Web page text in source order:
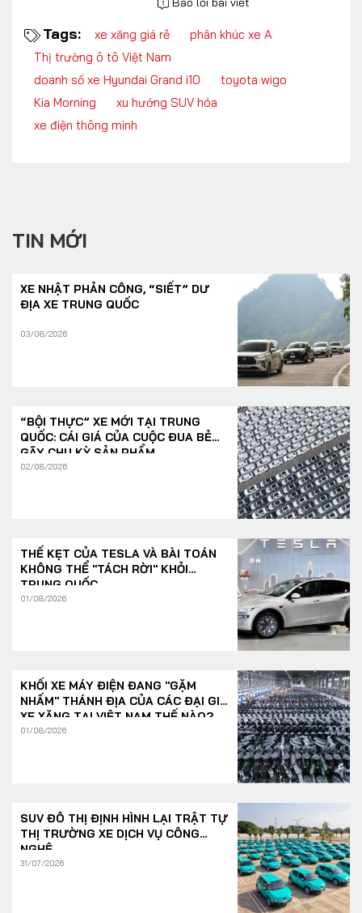
Tags: xe xăng giá rẻ
phân khúc xe A
Thị trường ô tô Việt Nam
doanh số xe Hyundai Grand i10
toyota wigo
Kia Morning
xu hướng SUV hóa
xe điện thông minh
TIN MỚI
XE NHẬT PHẢN CÔNG, “SIẾT” DƯ
ĐỊA XE TRUNG QUỐC
03/08/2026
“BỘI THỰC” XE MỚI TẠI TRUNG
QUỐC: CÁI GIÁ CỦA CUỘC ĐUA BẺ
GÃY CHU KỲ SẢN PHẨM
02/08/2026
THẾ KẸT CỦA TESLA VÀ BÀI TOÁN
KHÔNG THỂ "TÁCH RỜI" KHỎI
TRUNG QUỐC
01/08/2026
KHỐI XE MÁY ĐIỆN ĐANG "GẶM
NHẤM" THÁNH ĐỊA CỦA CÁC ĐẠI GIA
XE XĂNG TẠI VIỆT NAM THẾ NÀO?
01/08/2026
SUV ĐÔ THỊ ĐỊNH HÌNH LẠI TRẬT TỰ
THỊ TRƯỜNG XE DỊCH VỤ CÔNG
NGHỆ
31/07/2026